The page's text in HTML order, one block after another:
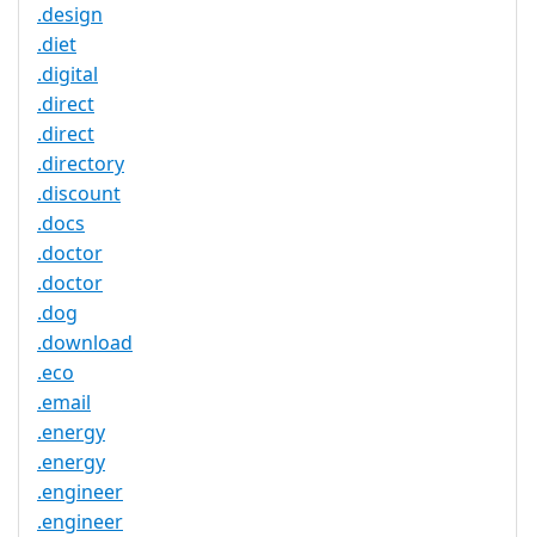
.design
.diet
.digital
.direct
.direct
.directory
.discount
.docs
.doctor
.doctor
.dog
.download
.eco
.email
.energy
.energy
.engineer
.engineer